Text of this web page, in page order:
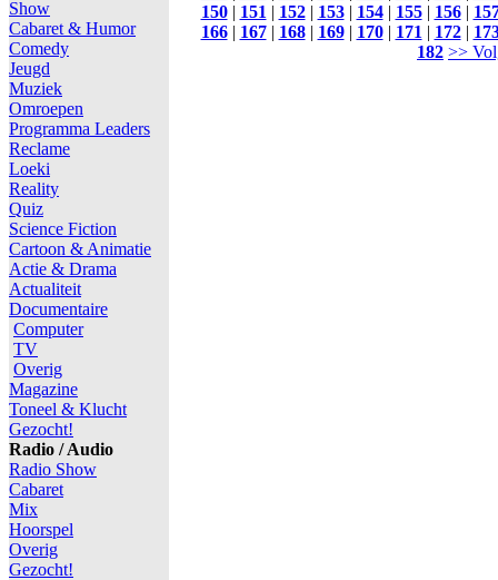
Show
Cabaret & Humor
Comedy
Jeugd
Muziek
Omroepen
Programma Leaders
Reclame
Loeki
Reality
Quiz
Science Fiction
Cartoon & Animatie
Actie & Drama
Actualiteit
Documentaire
Computer
TV
Overig
Magazine
Toneel & Klucht
Gezocht!
Radio / Audio
Radio Show
Cabaret
Mix
Hoorspel
Overig
Gezocht!
150| 151| 152| 153| 154| 155| 156|
166| 167| 168| 169| 170| 171| 172|
182 >>